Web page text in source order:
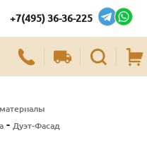
+7(495) 36-36-225
- Дуэт-Фасад